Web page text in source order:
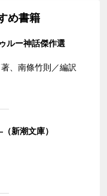
め書籍
ルー神話傑作選
、南條竹則／編訳
新潮文庫）